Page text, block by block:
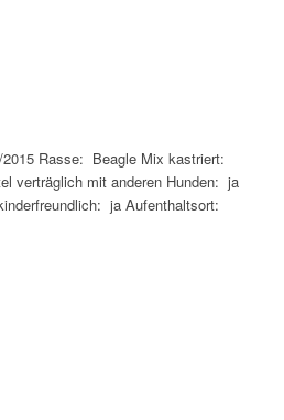
Rasse: Beagle Mix kastriert:
verträglich mit anderen Hunden: ja
ja Aufenthaltsort: